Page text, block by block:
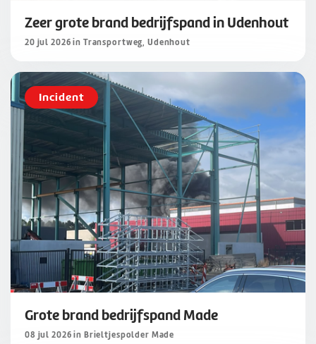
Zeer grote brand bedrijfspand in Udenhout
20 jul 2026 in Transportweg, Udenhout
Grote brand bedrijfspand Made
08 jul 2026 in Brieltjespolder Made
Incident